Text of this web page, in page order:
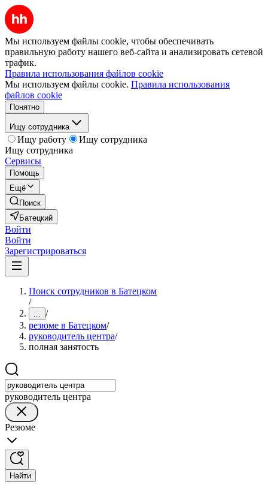
Мы используем файлы cookie, чтобы обеспечивать
правильную работу нашего веб-сайта и анализировать сетевой
трафик.
Правила использования файлов cookie
Мы используем файлы cookie. Правила использования
файлов cookie
Понятно
Ищу сотрудника
Ищу работу
Ищу сотрудника
Ищу сотрудника
Сервисы
Помощь
Ещё
Поиск
Батецкий
Войти
Войти
Зарегистрироваться
Поиск сотрудников в Батецком
/
... /
резюме в Батецком/
руководитель центра/
полная занятость
руководитель центра
Резюме
Найти